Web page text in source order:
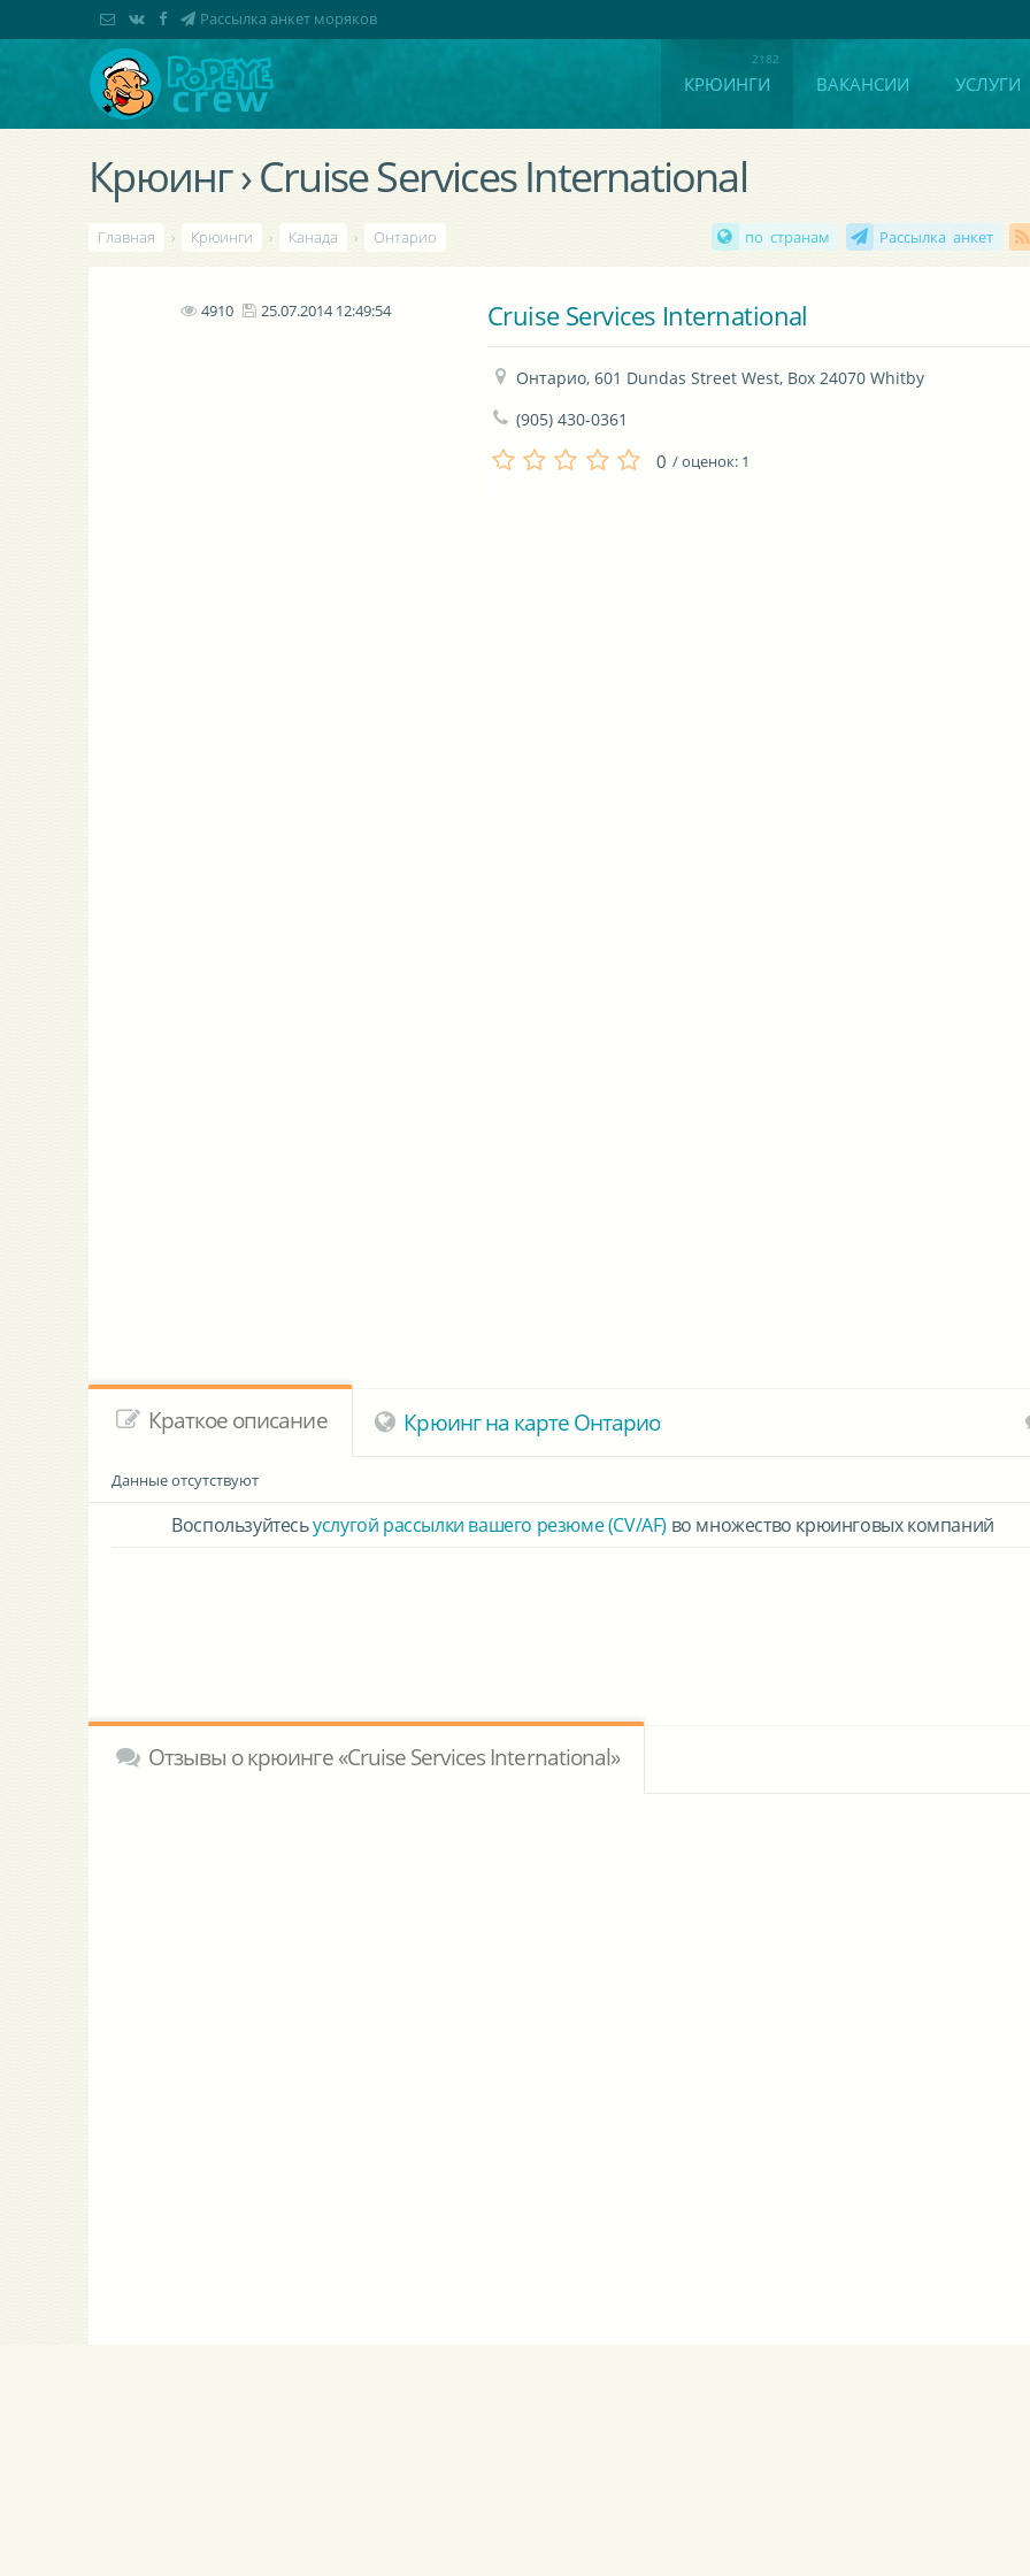
КРЮИНГИ ВАКАНСИИ УСЛУГИ
Крюинг › Cruise Services International
Главная › Крюинги › Канада › Онтарио по странам Рассылка анкет
4910 25.07.2014 12:49:54 Cruise Services International
Онтарио, 601 Dundas Street West, Box 24070 Whitby
(905) 430-0361
0 / оценок: 1
Краткое описание Крюинг на карте Онтарио
Данные отсутствуют
Воспользуйтесьуслугой рассылки вашего резюме (CV/AF) во множество крюинговых компаний
Отзывы о крюинге «Cruise Services International»
Рассылка анкет моряков